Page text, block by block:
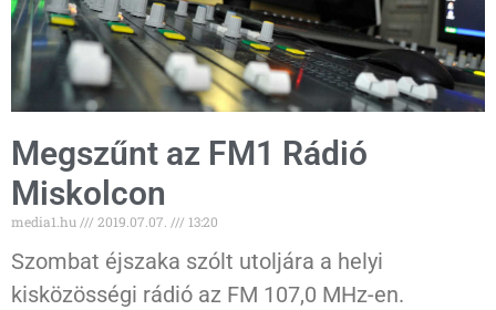
Megszűnt az FM1 Rádió
Miskolcon
media1.hu 2019.07.07. 13:20
Szombat éjszaka szólt utoljára a helyi
kisközösségi rádió az FM 107,0 MHz-en.